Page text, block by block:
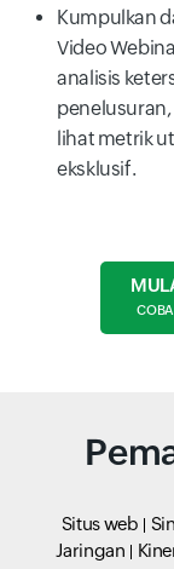
Kumpulkan
Video
analisis
lihat metrik
eksklusif.
Situs web
Jaringan